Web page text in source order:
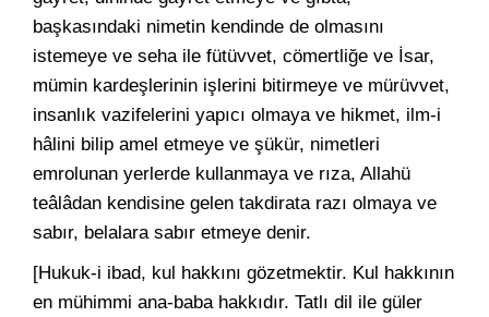
başkasındaki nimetin kendinde de olmasını
istemeye ve seha ile fütüvvet, cömertliğe ve İsar,
mümin kardeşlerinin işlerini bitirmeye ve mürüvvet,
insanlık vazifelerini yapıcı olmaya ve hikmet, ilm-i
hâlini bilip amel etmeye ve şükür, nimetleri
emrolunan yerlerde kullanmaya ve rıza, Allahü
teâlâdan kendisine gelen takdirata razı olmaya ve
sabır, belalara sabır etmeye denir.
[Hukuk-i ibad, kul hakkını gözetmektir. Kul hakkının
en mühimmi ana-baba hakkıdır. Tatlı dil ile güler